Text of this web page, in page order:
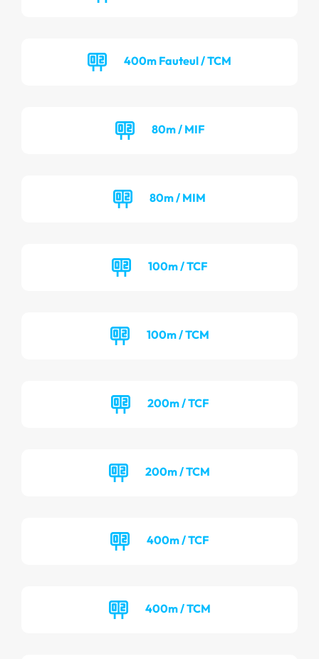
400m Fauteul / TCM
80m / MIF
80m / MIM
100m / TCF
100m / TCM
200m / TCF
200m / TCM
400m / TCF
400m / TCM